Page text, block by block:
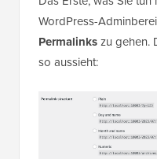
WordPress-
Permalinkszu gehen.
so aussieht: